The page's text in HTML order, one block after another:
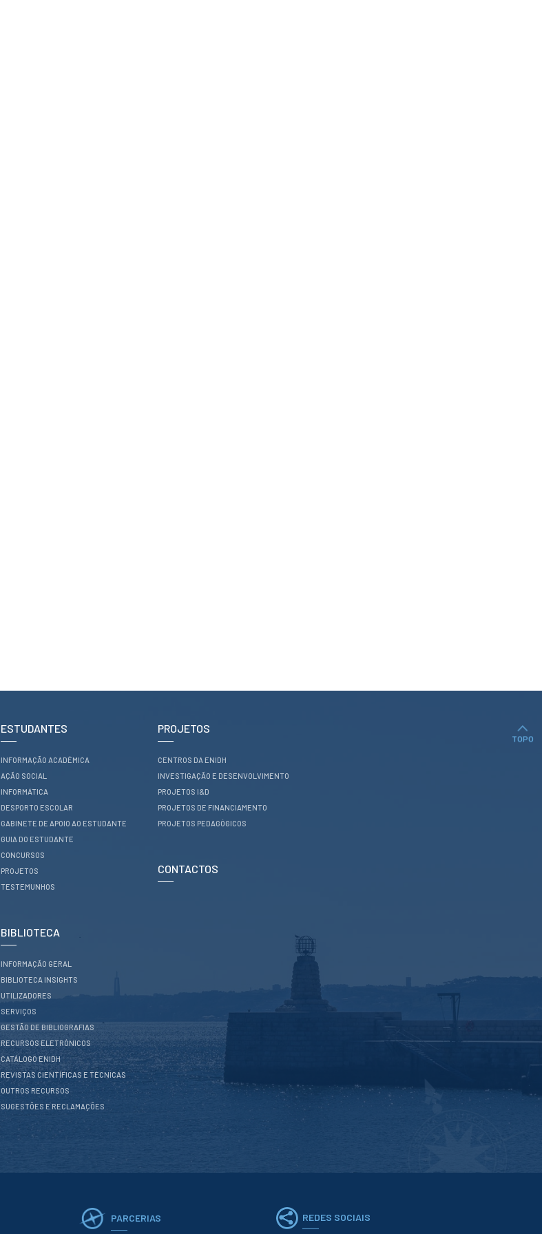
TOPO
ESTUDANTES
INFORMAÇÃO ACADÉMICA
AÇÃO SOCIAL
INFORMÁTICA
DESPORTO ESCOLAR
GABINETE DE APOIO AO ESTUDANTE
GUIA DO ESTUDANTE
CONCURSOS
PROJETOS
TESTEMUNHOS
BIBLIOTECA
INFORMAÇÃO GERAL
BIBLIOTECA INSIGHTS
UTILIZADORES
SERVIÇOS
GESTÃO DE BIBLIOGRAFIAS
RECURSOS ELETRÓNICOS
CATÁLOGO ENIDH
REVISTAS CIENTÍFICAS E TÉCNICAS
OUTROS RECURSOS
SUGESTÕES E RECLAMAÇÕES
PROJETOS
CENTROS DA ENIDH
INVESTIGAÇÃO E DESENVOLVIMENTO
PROJETOS I&D
PROJETOS DE FINANCIAMENTO
PROJETOS PEDAGÓGICOS
CONTACTOS
PARCERIAS REDES SOCIAIS